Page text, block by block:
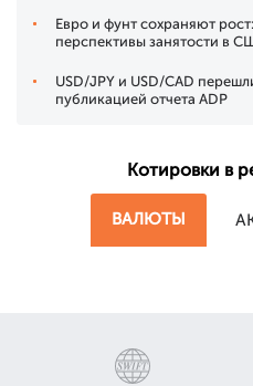
Евро и фунт сохраняют
перспективы занятости в
USD/JPY и USD/CAD
публикацией отчета ADP
Котировки в
ВАЛЮТЫ